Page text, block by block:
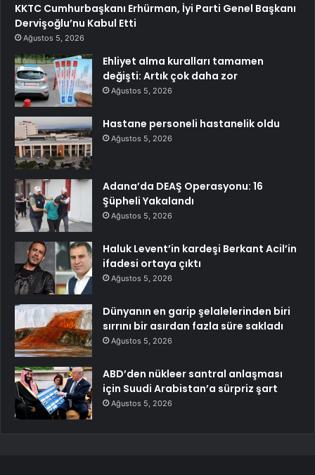
KKTC Cumhurbaşkanı Erhürman, İyi Parti Genel Başkanı
Dervişoğlu’nu Kabul Etti
Ağustos 5, 2026
Ehliyet alma kuralları tamamen
değişti: Artık çok daha zor
Ağustos 5, 2026
Hastane personeli hastanelik oldu
Ağustos 5, 2026
Adana’da DEAŞ Operasyonu: 16
Şüpheli Yakalandı
Ağustos 5, 2026
Haluk Levent’in kardeşi Berkant Acil’in
ifadesi ortaya çıktı
Ağustos 5, 2026
Dünyanın en garip şelalelerinden biri
sırrını bir asırdan fazla süre sakladı
Ağustos 5, 2026
ABD’den nükleer santral anlaşması
için Suudi Arabistan’a sürpriz şart
Ağustos 5, 2026